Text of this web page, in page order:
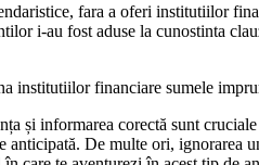
fara a oferi institutiilor
i-au fost aduse la cunostinta
financiare sumele
și informarea corectă sunt
De multe ori, ignorarea